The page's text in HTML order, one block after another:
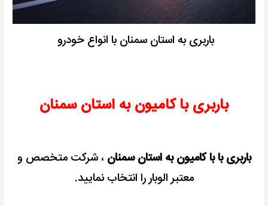
باربری به استان سمنان با انواع خودرو
باربری با کامیون به استان سمنان
باربری با با کامیون به استان سمنان ، شرکت متخصص و
معتبر الوبار را انتخاب نمایید.